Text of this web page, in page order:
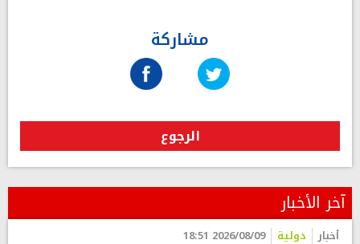
مشاركة
الرجوع
آخر الأخبار
أخبار دولية 2026/08/09 18:51